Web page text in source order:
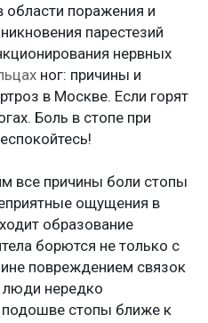
области поражения и
парестезий
нервных
ног: причины и
в Москве. Если горят
Боль в стопе при
все причины боли стопы
ощущения в
образование
борются не только с
повреждением связок
нередко
стопы ближе к